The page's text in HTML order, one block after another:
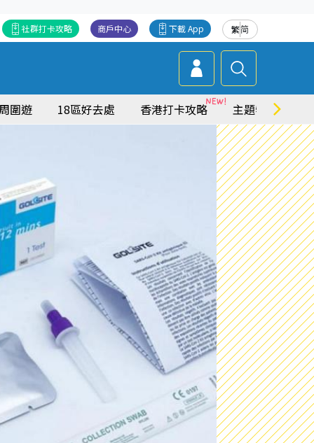
繁简
下載 App
商戶中心
社群打卡攻略
圍遊 18區好去處 香港打卡攻略 主題特集